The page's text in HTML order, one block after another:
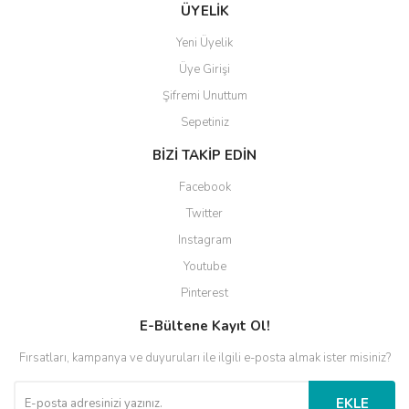
ÜYELİK
Yeni Üyelik
Üye Girişi
Şifremi Unuttum
Sepetiniz
BİZİ TAKİP EDİN
Facebook
Twitter
Instagram
Youtube
Pinterest
E-Bültene Kayıt Ol!
Fırsatları, kampanya ve duyuruları ile ilgili e-posta almak ister misiniz?
EKLE